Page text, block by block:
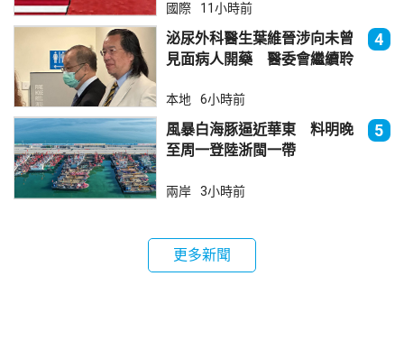
國際 11小時前
泌尿外科醫生葉維晉涉向未曾
見面病人開藥 醫委會繼續聆
4
本地 6小時前
風暴白海豚逼近華東 料明晚
至周一登陸浙閩一帶
5
兩岸 3小時前
更多新聞